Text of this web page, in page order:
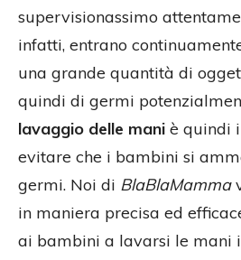
supervisionassimo
infatti, entrano
una grande quantità di
quindi di germi
lavaggio delle mani è quindi
evitare che i bambini si
germi. Noi di BlaBlaMamma
in maniera precisa ed
ai bambini a lavarsi le mani